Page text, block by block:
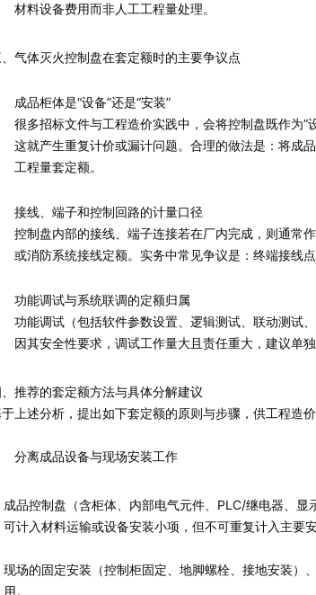
材料设备费用而非人工工程量处理。
、气体灭火控制盘在套定额时的主要争议点
成品柜体是“设备”还是“安装”
很多招标文件与工程造价实践中，会将控制盘既作为
这就产生重复计价或漏计问题。合理的做法是：将成
工程量套定额。
接线、端子和控制回路的计量口径
控制盘内部的接线、端子连接若在厂内完成，则通常
或消防系统接线定额。实务中常见争议是：终端接线
功能调试与系统联调的定额归属
功能调试（包括软件参数设置、逻辑测试、联动测试
因其安全性要求，调试工作量大且责任重大，建议单
、推荐的套定额方法与具体分解建议
上述分析，提出如下套定额的原则与步骤，供工程造
分离成品设备与现场安装工作
成品控制盘（含柜体、内部电气元件、PLC/继电器、
可计入材料运输或设备安装小项，但不可重复计入主要安
现场的固定安装（控制柜固定、地脚螺栓、接地安装）
用。